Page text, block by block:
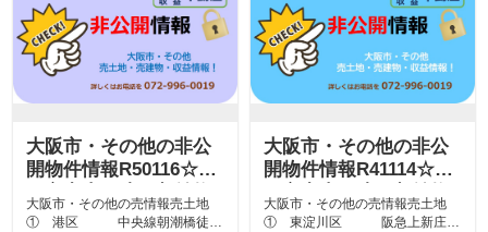
大阪市・その他の非公
開物件情報R50116☆八
尾市中古戸建・収益物
件
大阪市・その他の売情報売土地
① 港区 中央線朝潮橋徒歩
大阪市・その他の非公
開物件情報R41114☆八
尾市中古戸建・収益物
件
大阪市・その他の売情報売土地
① 東淀川区 阪急上新庄徒